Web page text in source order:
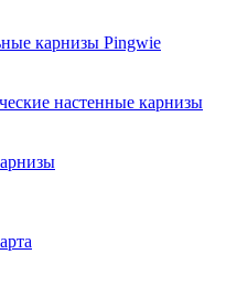
карнизы Pingwie
настенные карнизы